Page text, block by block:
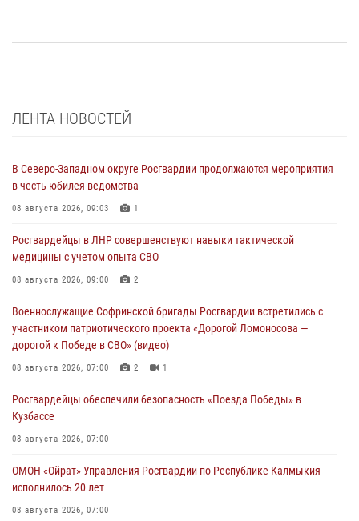
ЛЕНТА НОВОСТЕЙ
В Северо-Западном округе Росгвардии продолжаются мероприятия
в честь юбилея ведомства
08 августа 2026, 09:03 1
Росгвардейцы в ЛНР совершенствуют навыки тактической
медицины с учетом опыта СВО
08 августа 2026, 09:00 2
Военнослужащие Софринской бригады Росгвардии встретились с
участником патриотического проекта «Дорогой Ломоносова —
дорогой к Победе в СВО» (видео)
08 августа 2026, 07:00 2 1
Росгвардейцы обеспечили безопасность «Поезда Победы» в
Кузбассе
08 августа 2026, 07:00
ОМОН «Ойрат» Управления Росгвардии по Республике Калмыкия
исполнилось 20 лет
08 августа 2026, 07:00